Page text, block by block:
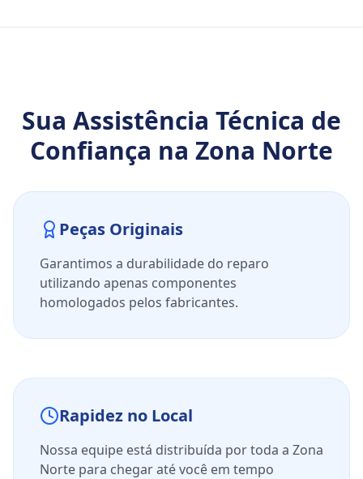
Sua Assistência Técnica de
Confiança na Zona Norte
Peças Originais
Garantimos a durabilidade do reparo
utilizando apenas componentes
homologados pelos fabricantes.
Rapidez no Local
Nossa equipe está distribuída por toda a Zona
Norte para chegar até você em tempo